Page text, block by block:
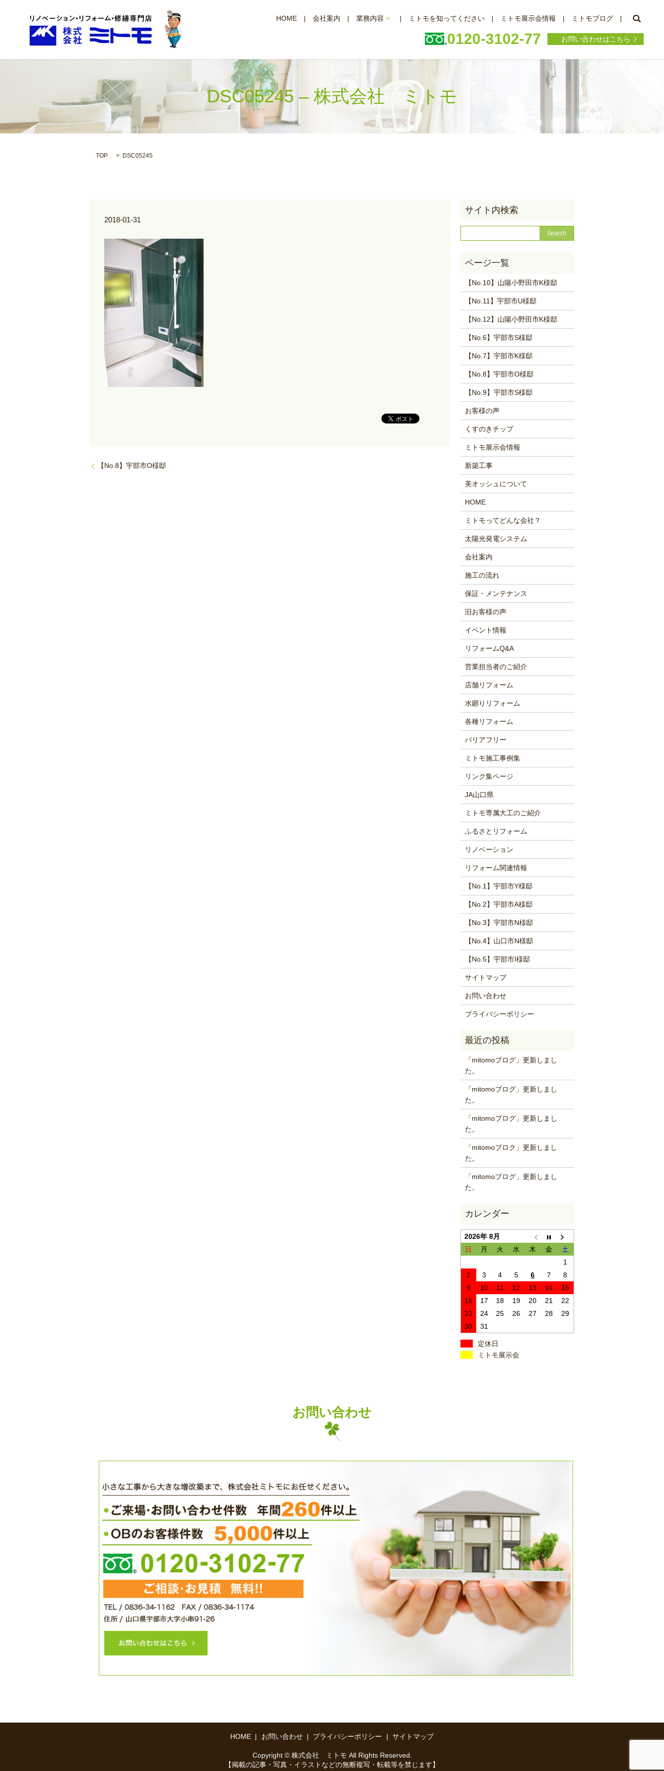
HOME 会社案内 業務内容 ミトモを知ってください ミトモ展示会情報 ミトモブログ
0120-3102-77 お問い合わせはこちら
DSC05245 – 株式会社 ミトモ
TOP DSC05245
2018-01-31
【No.8】宇部市O様邸
【No.10】山陽小野田市K様邸
【No.11】宇部市U様邸
【No.12】山陽小野田市K様邸
【No.6】宇部市S様邸
【No.7】宇部市K様邸
【No.8】宇部市O様邸
【No.9】宇部市S様邸
お客様の声
くすのきチップ
ミトモ展示会情報
新築工事
美オッシュについて
HOME
ミトモってどんな会社？
太陽光発電システム
会社案内
施工の流れ
保証・メンテナンス
旧お客様の声
イベント情報
リフォームQ&A
営業担当者のご紹介
店舗リフォーム
水廻りリフォーム
各種リフォーム
バリアフリー
ミトモ施工事例集
リンク集ページ
JA山口県
ミトモ専属大工のご紹介
ふるさとリフォーム
リノベーション
リフォーム関連情報
【No.1】宇部市Y様邸
【No.2】宇部市A様邸
【No.3】宇部市N様邸
【No.4】山口市N様邸
【No.5】宇部市I様邸
サイトマップ
お問い合わせ
プライバシーポリシー
「mitomoブログ」更新しまし
た。
「mitomoブログ」更新しまし
た。
「mitomoブログ」更新しまし
た。
「mitomoブロク」更新しまし
た。
「mitomoブログ」更新しまし
た。
2026年 8月
日
月 火 水 木 金
土
1
2
3 4 5 6 7
8
9
10 11 12 13 14
15
16
17 18 19 20 21
22
23
24 25 26 27 28
29
30
31
定休日
ミトモ展示会
お問い合わせ
HOME お問い合わせ プライバシーポリシー サイトマップ
Copyright © 株式会社 ミトモ All Rights Reserved.
【掲載の記事・写真・イラストなどの無断複写・転載等を禁じます】